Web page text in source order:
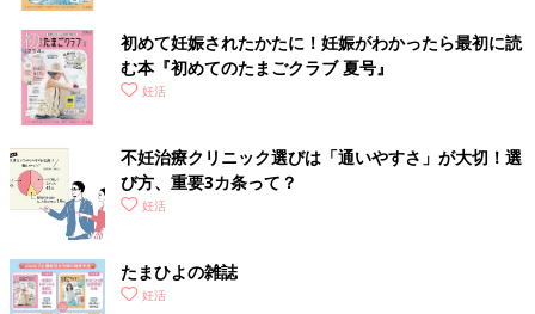
初めて妊娠されたかたに！妊娠がわかったら最初に読
む本『初めてのたまごクラブ 夏号』
妊活
不妊治療クリニック選びは「通いやすさ」が大切！選
び方、重要3カ条って？
妊活
たまひよの雑誌
妊活